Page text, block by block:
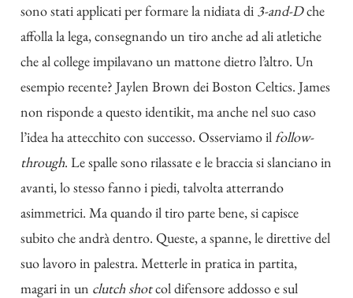
sono stati applicati per formare la nidiata di 3-and-Dche
affolla la lega, consegnando un tiro anche ad ali atletiche
che al college impilavano un mattone dietro l’altro. Un
esempio recente? Jaylen Brown dei Boston Celtics. James
non risponde a questo identikit, ma anche nel suo caso
l’idea ha attecchito con successo. Osserviamo ilfollow-
through. Le spalle sono rilassate e le braccia si slanciano in
avanti, lo stesso fanno i piedi, talvolta atterrando
asimmetrici. Ma quando il tiro parte bene, si capisce
subito che andrà dentro. Queste, a spanne, le direttive del
suo lavoro in palestra. Metterle in pratica in partita,
magari in un clutch shotcol difensore addosso e sul